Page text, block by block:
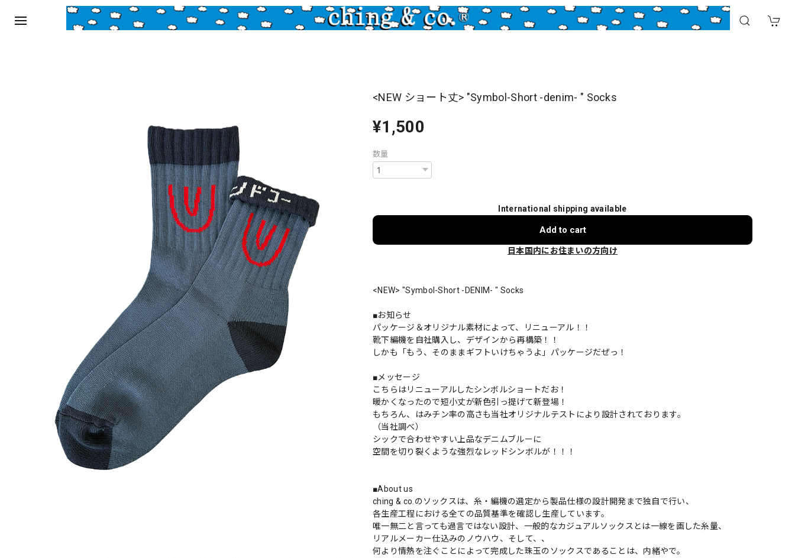
<NEW ショート丈> "Symbol-Short -denim- " Socks
¥1,500
数量
International shipping available
Add to cart
日本国内にお住まいの方向け
<NEW> "Symbol-Short -DENIM- " Socks
■お知らせ
パッケージ＆オリジナル素材によって、リニューアル！！
靴下編機を自社購入し、デザインから再構築！！
しかも「もう、そのままギフトいけちゃうよ」パッケージだぜっ！
■メッセージ
こちらはリニューアルしたシンボルショートだお！
暖かくなったので短小丈が新色引っ提げて新登場！
もちろん、はみチン率の高さも当社オリジナルテストにより設計されております。
（当社調べ）
シックで合わせやすい上品なデニムブルーに
空間を切り裂くような強烈なレッドシンボルが！！！
■About us
ching & co.のソックスは、糸・編機の選定から製品仕様の設計開発まで独自で行い、
各生産工程における全ての品質基準を確認し生産しています。
唯一無二と言っても過言ではない設計、一般的なカジュアルソックスとは一線を画した糸量、
リアルメーカー仕込みのノウハウ、そして、、
何より情熱を注ぐことによって完成した珠玉のソックスであることは、内緒やで。